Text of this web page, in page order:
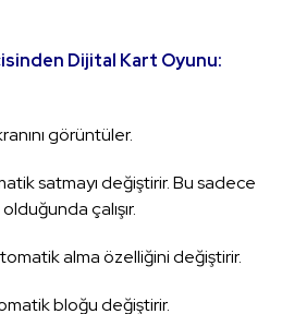
Dijital Kart Oyunu:
görüntüler.
satmayı değiştirir. Bu sadece
çalışır.
alma özelliğini değiştirir.
bloğu değiştirir.